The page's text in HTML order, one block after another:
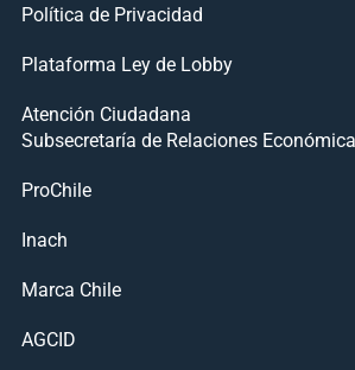
Política de Privacidad
Plataforma Ley de Lobby
Atención Ciudadana
Subsecretaría de Relaciones
ProChile
Inach
Marca Chile
AGCID